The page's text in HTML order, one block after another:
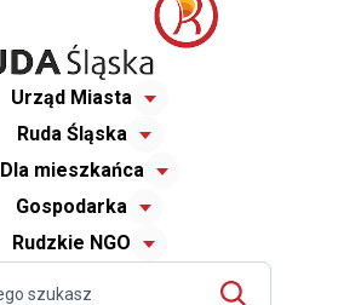
Urząd Miasta
Ruda Śląska
Dla mieszkańca
Gospodarka
Rudzkie NGO